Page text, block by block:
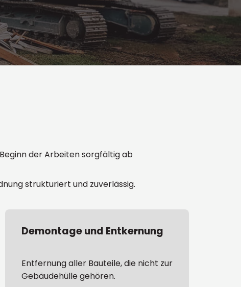
der Arbeiten sorgfältig ab
strukturiert und zuverlässig.
Demontage und Entkernung
Entfernung aller Bauteile, die nicht zur
Gebäudehülle gehören.